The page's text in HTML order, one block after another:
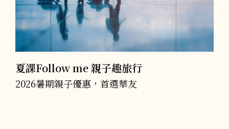
夏課Follow me 親子趣旅行
2026暑期親子優惠，首選華友